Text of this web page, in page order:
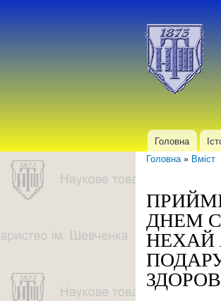
Головне меню
Головна
Головна» Вміст
ДНЕМ
НЕХАЙ